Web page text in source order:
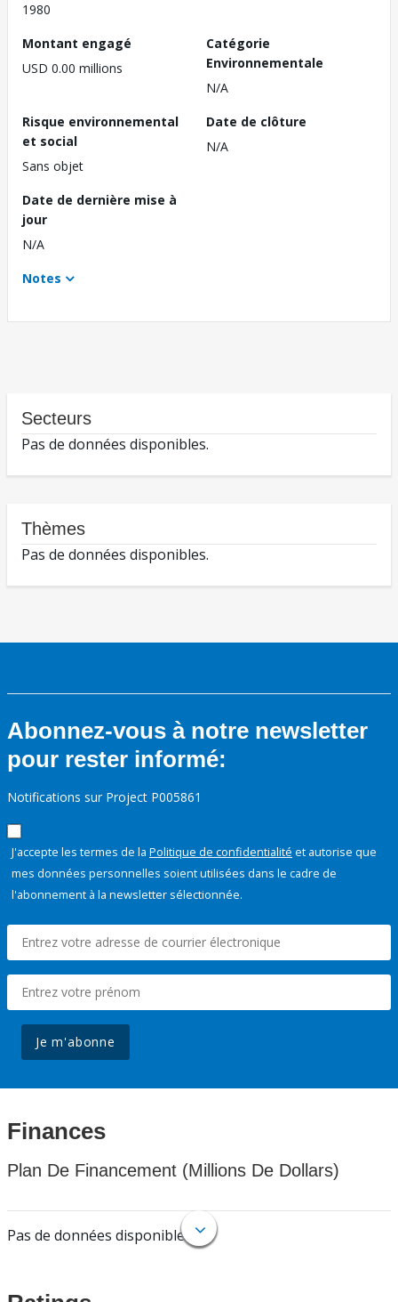
1980
Montant engagé
USD 0.00 millions
Catégorie
Environnementale
N/A
Risque environnemental
et social
Sans objet
Date de clôture
N/A
Date de dernière mise à
jour
N/A
Notes
Secteurs
Pas de données disponibles.
Thèmes
Pas de données disponibles.
Abonnez-vous à notre newsletter
pour rester informé:
Notifications sur Project P005861
J'accepte les termes de la Politique de confidentialité et autorise que
mes données personnelles soient utilisées dans le cadre de
l'abonnement à la newsletter sélectionnée.
Je m'abonne
Finances
Plan De Financement (Millions De Dollars)
Pas de données disponibles.